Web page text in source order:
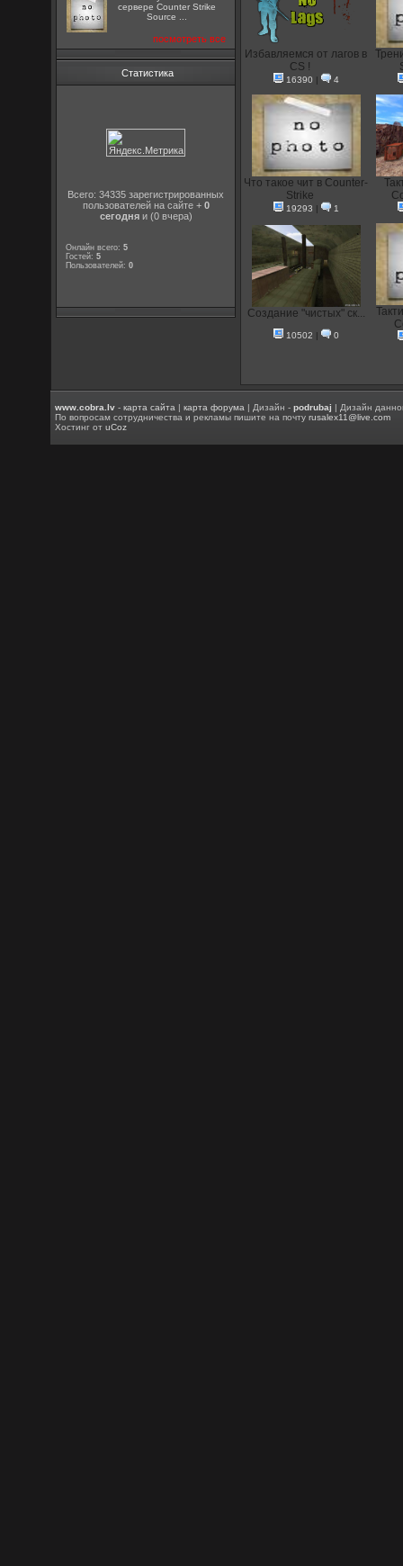
сервере Counter Strike
Source ...
посмотреть все
Статистика
Всего: 34335 зарегистрированных
пользователей на сайте + 0
сегодняи (0 вчера)
Онлайн всего:5
Гостей:5
Пользователей:0
Избавляемся от лагов в
CS !
16390 | 4
Что такое чит в Counter-
Strike
19293 | 1
Создание "чистых" ск...
10502 | 0
www.cobra.lv -карта сайта |карта форума | Дизайн -podrubaj | Дизайн
По вопросам сотрудничества и рекламы пишите на почтуrusalex11@live.com
Хостинг отuCoz